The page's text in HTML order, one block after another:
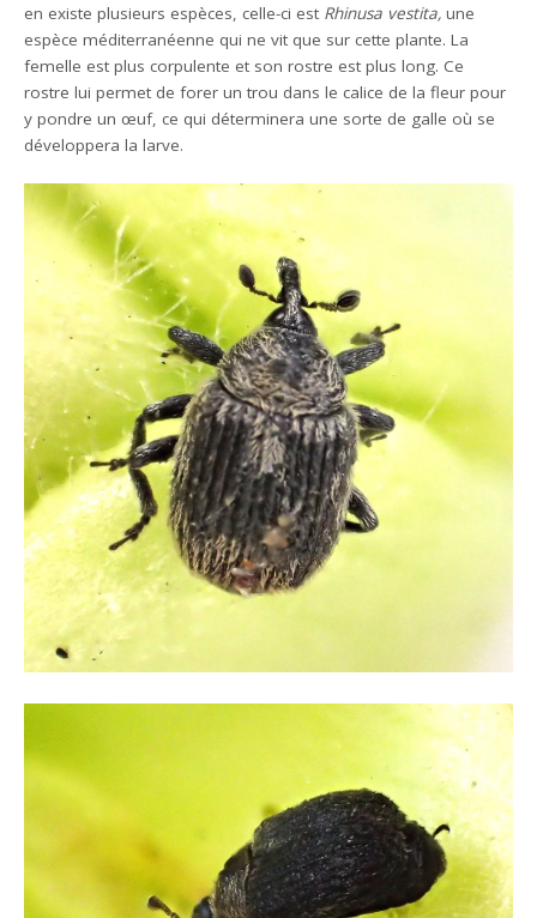
en existe plusieurs espèces, celle-ci est Rhinusa vestita,une
espèce méditerranéenne qui ne vit que sur cette plante. La
femelle est plus corpulente et son rostre est plus long. Ce
rostre lui permet de forer un trou dans le calice de la fleur pour
y pondre un œuf, ce qui déterminera une sorte de galle où se
développera la larve.